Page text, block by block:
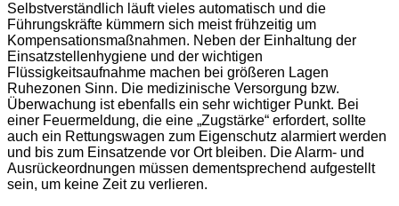
Selbstverständlich läuft vieles automatisch und die
Führungskräfte kümmern sich meist frühzeitig um
Kompensationsmaßnahmen. Neben der Einhaltung der
Einsatzstellenhygiene und der wichtigen
Flüssigkeitsaufnahme machen bei größeren Lagen
Ruhezonen Sinn. Die medizinische Versorgung bzw.
Überwachung ist ebenfalls ein sehr wichtiger Punkt. Bei
einer Feuermeldung, die eine „Zugstärke“ erfordert, sollte
auch ein Rettungswagen zum Eigenschutz alarmiert werden
und bis zum Einsatzende vor Ort bleiben. Die Alarm- und
Ausrückeordnungen müssen dementsprechend aufgestellt
sein, um keine Zeit zu verlieren.